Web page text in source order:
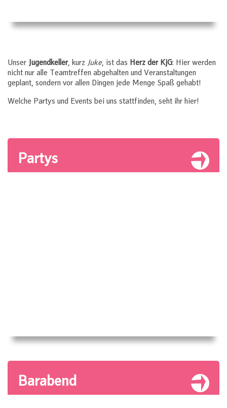
Unser Jugendkeller, kurz Juke, ist das Herz der KjG: Hier werden
nicht nur alle Teamtreffen abgehalten und Veranstaltungen
geplant, sondern vor allen Dingen jede Menge Spaß gehabt!
Welche Partys und Events bei uns stattfinden, seht ihr hier!
Partys
Barabend